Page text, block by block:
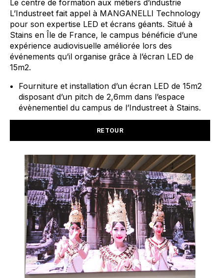
Le centre de formation aux métiers d’industrie
L’Industreet fait appel à MANGANELLI Technology
pour son expertise LED et écrans géants. Situé à
Stains en Île de France, le campus bénéficie d’une
expérience audiovisuelle améliorée lors des
événements qu’il organise grâce à l’écran LED de
15m2.
Fourniture et installation d’un écran LED de 15m2
disposant d’un pitch de 2,6mm dans l’espace
évènementiel du campus de l’Industreet à Stains.
RETOUR